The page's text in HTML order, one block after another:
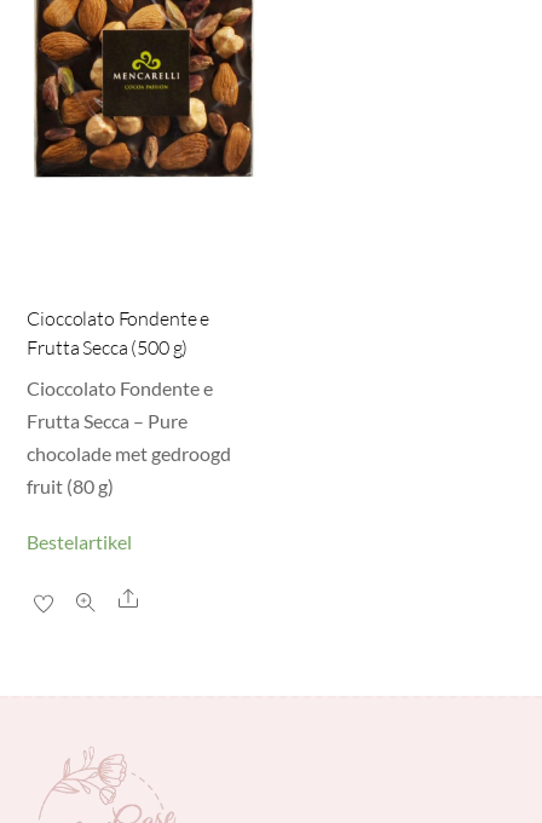
Cioccolato Fondente e
Frutta Secca (500 g)
Cioccolato Fondente e
Frutta Secca – Pure
chocolade met gedroogd
fruit (80 g)
Bestelartikel
Share